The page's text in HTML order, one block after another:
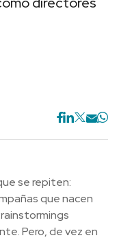
se repiten:
que nacen
Pero, de vez en